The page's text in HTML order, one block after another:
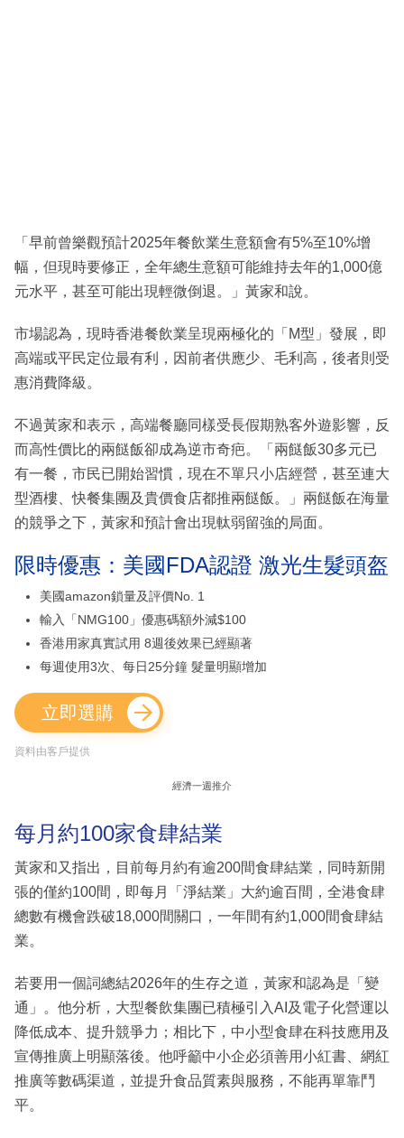
「早前曾樂觀預計2025年餐飲業生意額會有5%至10%增
幅，但現時要修正，全年總生意額可能維持去年的1,000億
元水平，甚至可能出現輕微倒退。」黃家和說。
市場認為，現時香港餐飲業呈現兩極化的「M型」發展，即
高端或平民定位最有利，因前者供應少、毛利高，後者則受
惠消費降級。
不過黃家和表示，高端餐廳同樣受長假期熟客外遊影響，反
而高性價比的兩餸飯卻成為逆市奇疤。「兩餸飯30多元已
有一餐，市民已開始習慣，現在不單只小店經營，甚至連大
型酒樓、快餐集團及貴價食店都推兩餸飯。」兩餸飯在海量
的競爭之下，黃家和預計會出現軚弱留強的局面。
限時優惠：美國FDA認證 激光生髮頭盔
美國amazon鎖量及評價No. 1
輸入「NMG100」優惠碼額外減$100
香港用家真實試用 8週後效果已經顯著
每週使用3次、每日25分鐘 髮量明顯增加
立即選購
資料由客戶提供
經濟一週推介
每月約100家食肆結業
黃家和又指出，目前每月約有逾200間食肆結業，同時新開
張的僅約100間，即每月「淨結業」大約逾百間，全港食肆
總數有機會跌破18,000間關口，一年間有約1,000間食肆結
業。
若要用一個詞總結2026年的生存之道，黃家和認為是「變
通」。他分析，大型餐飲集團已積極引入AI及電子化營運以
降低成本、提升競爭力；相比下，中小型食肆在科技應用及
宣傳推廣上明顯落後。他呼籲中小企必須善用小紅書、網紅
推廣等數碼渠道，並提升食品質素與服務，不能再單靠鬥
平。